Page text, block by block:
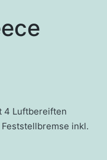
4 Luftbereiften
inkl.